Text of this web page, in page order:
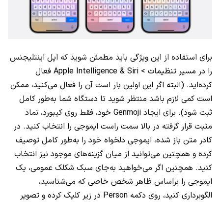
برای استفاده از این ویژگی باید مطمئن شوید که اپل اینتلیجنس
را در مسیر تنظیمات > Apple Intelligence & Siri فعال
کرده‌اید. (البته اگر این اولین بار است آن را فعال می‌کنید، ممکن
است کمی لازم باشد منتظر شوید تا دستگاه شما به‌طور کامل
ثبت شود). برای ایجاد Genmoji خود، فقط روی کیبورد، نماد
مثبت قرار گرفته در بالا سمت راست ایموجی را انتخاب کنید. در
کادر متن باز شده، ایموجی دلخواه خود را به‌طور کامل توصیف
کرده و همچنین می‌توانید از میان گزینه‌های موجود نیز انتخاب
کنید. همچنین اگر می‌خواهید به‌جای سبک شکلک عمومی، یک
ایموجی را براساس ظاهر شخص خاصی که می‌شناسید،
الگوبرداری کنید، روی دکمه Person در زیر کلیک کرده و تصویر